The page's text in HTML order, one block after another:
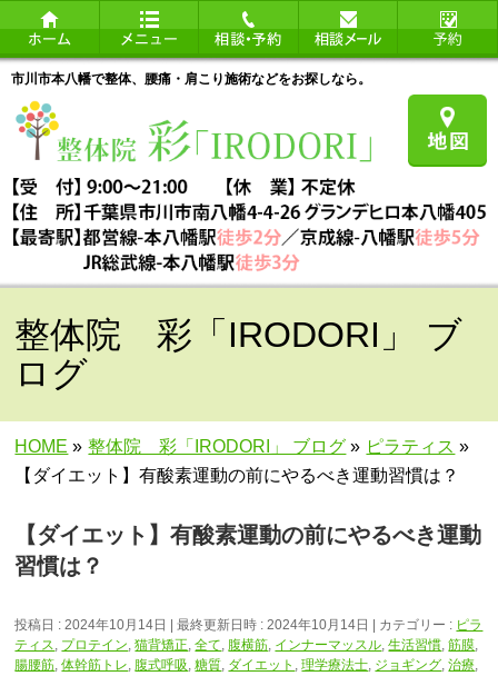
市川市本八幡で整体、腰痛・肩こり施術などをお探しなら。
整体院 彩「IRODORI」 ブ
ログ
HOME » 整体院 彩「IRODORI」 ブログ » ピラティス »
【ダイエット】有酸素運動の前にやるべき運動習慣は？
【ダイエット】有酸素運動の前にやるべき運動
習慣は？
投稿日 : 2024年10月14日 最終更新日時 : 2024年10月14日 カテゴリー : ピラ
ティス, プロテイン,猫背矯正,全て, 腹横筋, インナーマッスル,生活習慣,筋膜,
腸腰筋,体幹筋トレ, 腹式呼吸,糖質, ダイエット ,理学療法士, ジョギング,治療,